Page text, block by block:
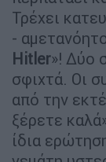
Τρέχει
-
Hitler»! Δύο
σφιχτά. Οι
από την
ξέρετε
ίδια